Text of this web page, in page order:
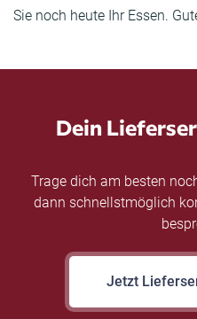
Sie noch heute Ihr Essen.
Dein
Trage dich am besten
dann schnellstmöglich
Jetzt